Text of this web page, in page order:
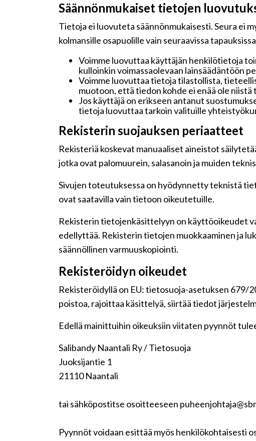
Säännönmukaiset tietojen
Tietoja ei luovuteta säännönmukaisesti. Seura ei
kolmansille osapuolille vain seuraavissa
Voimme luovuttaa käyttäjän henkilötietoja
kulloinkin voimassaolevaan lainsäädäntöön
Voimme luovuttaa tietoja tilastollista,
muotoon, että tiedon kohde ei enää ole
Jos käyttäjä on erikseen antanut
tietoja luovuttaa tarkoin valituille
Rekisterin suojauksen periaatteet
Rekisteriä koskevat manuaaliset aineistot
jotka ovat palomuurein, salasanoin ja muiden
Sivujen toteutuksessa on hyödynnetty teknistä
ovat saatavilla vain tietoon oikeutetuille.
Rekisterin tietojenkäsittelyyn on käyttöoikeudet
edellyttää. Rekisterin tietojen muokkaaminen ja
säännöllinen varmuuskopiointi.
Rekisteröidyn oikeudet
Rekisteröidyllä on EU: tietosuoja-asetuksen 679/
poistoa, rajoittaa käsittelyä, siirtää tiedot
Edellä mainittuihin oikeuksiin viitaten pyynnöt
Salibandy Naantali Ry / Tietosuoja
Juoksijantie 1
21110 Naantali
tai sähköpostitse osoitteeseen
Pyynnöt voidaan esittää myös henkilökohtaisesti